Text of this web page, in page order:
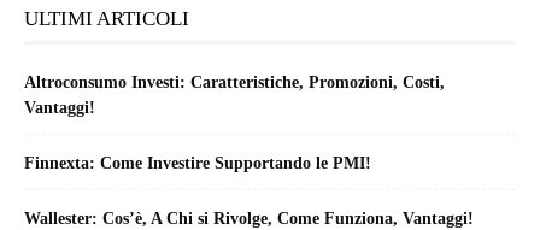
ULTIMI ARTICOLI
Altroconsumo Investi: Caratteristiche, Promozioni, Costi,
Vantaggi!
Finnexta: Come Investire Supportando le PMI!
Wallester: Cos’è, A Chi si Rivolge, Come Funziona, Vantaggi!